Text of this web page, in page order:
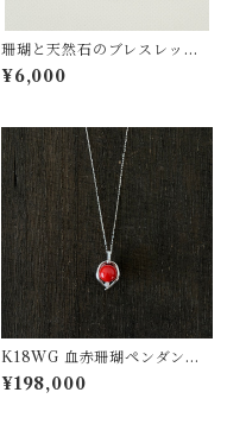
珊瑚と天然石のブレスレッ
ト tsー19
¥6,000
K18WG 血赤珊瑚ペンダント
D0.05 pd-41
¥198,000